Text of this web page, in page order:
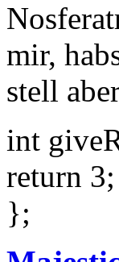
mir,
stell
int
return 3;
};